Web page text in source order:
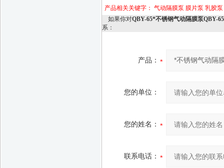
产品相关关键字： 气动隔膜泵 膜片泵 乳胶泵
如果你对QBY-65*不锈钢气动隔膜泵QBY-
系：
产品：
您的单位：
您的姓名：
联系电话：